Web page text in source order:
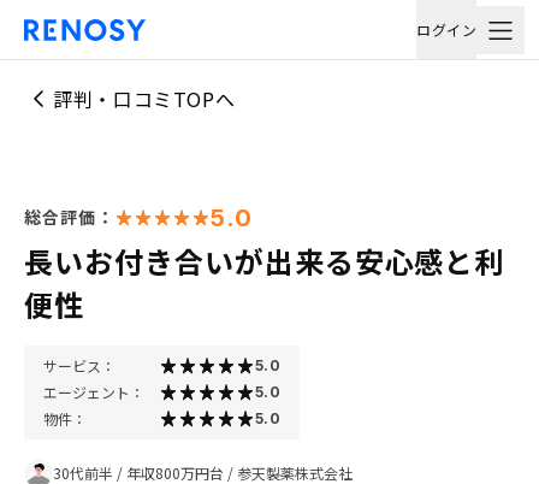
ログイン
評判・口コミTOPへ
総合評価： 5.0
長いお付き合いが出来る安心感と利
便性
サービス： 5.0
エージェント： 5.0
物件： 5.0
30代前半 / 年収800万円台 /参天製薬株式会社